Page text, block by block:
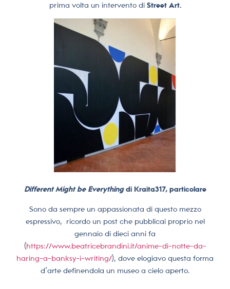
prima volta un intervento di Street Art.
Different Might be Everythingdi Kraita317, particolare
Sono da sempre un appassionata di questo mezzo
espressivo,
ricordo un post che pubblicai proprio nel
gennaio di dieci anni fa
(https://www.beatricebrandini.it/anime-di-notte-da-
haring-a-banksy-i-writing/), dove elogiavo questa forma
d’arte definendola un museo a cielo aperto.